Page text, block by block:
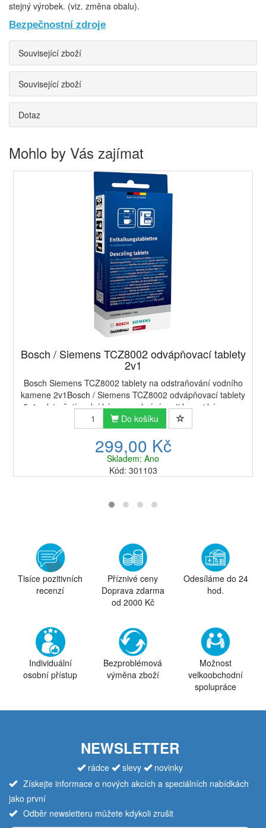
stejný výrobek. (viz. změna obalu).
Bezpečnostní zdroje
Související zboží
Související zboží
Dotaz
Mohlo by Vás zajímat
Bosch / Siemens TCZ8002 odvápňovací tablety
2v1
Bosch Siemens TCZ8002 tablety na odstraňování vodního
kamene 2v1Bosch / Siemens TCZ8002 odvápňovací tablety
2v1 odstraňují vodní kámen a chrání proti korozi kávovary,
rychlovarné konvice a ohřívače vo...
Do košíku
299,00 Kč
Skladem: Ano
Kód: 301103
Tisíce pozitivních
recenzí
Příznivé ceny
Doprava zdarma
od 2000 Kč
Odesíláme do 24
hod.
Individuální
osobní přístup
Bezproblémová
výměna zboží
Možnost
velkoobchodní
spolupráce
NEWSLETTER
rádce slevy
novinky
Získejte informace o nových akcích a speciálních nabídkách
jako první
Odběr newsletteru můžete kdykoli zrušit